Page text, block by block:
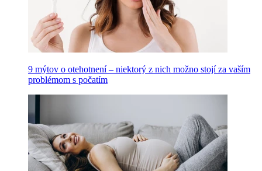
9 mýtov o otehotnení – niektorý z nich možno stojí za vaším
problémom s počatím